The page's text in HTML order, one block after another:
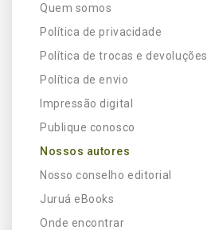
Quem somos
Política de privacidade
Política de trocas e devoluções
Política de envio
Impressão digital
Publique conosco
Nossos autores
Nosso conselho editorial
Juruá eBooks
Onde encontrar